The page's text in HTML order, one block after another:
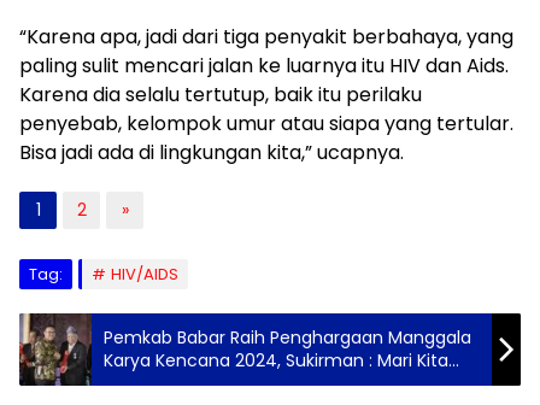
“Karena apa, jadi dari tiga penyakit berbahaya, yang
paling sulit mencari jalan ke luarnya itu HIV dan Aids.
Karena dia selalu tertutup, baik itu perilaku
penyebab, kelompok umur atau siapa yang tertular.
Bisa jadi ada di lingkungan kita,” ucapnya.
1 2 »
Tag: HIV/AIDS
Pemkab Babar Raih Penghargaan Manggala
Karya Kencana 2024, Sukirman : Mari Kita
Wujudkan Keluarga yang Berkualitas di